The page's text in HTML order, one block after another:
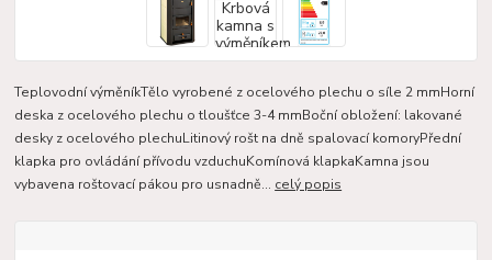
Teplovodní výměníkTělo vyrobené z ocelového plechu o síle 2 mmHorní
deska z ocelového plechu o tloušťce 3-4 mmBoční obložení: lakované
desky z ocelového plechuLitinový rošt na dně spalovací komoryPřední
klapka pro ovládání přívodu vzduchuKomínová klapkaKamna jsou
vybavena roštovací pákou pro usnadně... celý popis